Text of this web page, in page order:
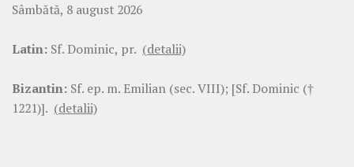
Sâmbătă, 8 august 2026
Latin: Sf. Dominic, pr. (detalii)
Bizantin: Sf. ep. m. Emilian (sec. VIII); [Sf. Dominic (†
1221)]. (detalii)